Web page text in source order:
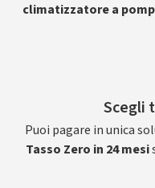
climatizzatore a
Scegli
Puoi pagare in unica
Tasso Zero in 24 mesi